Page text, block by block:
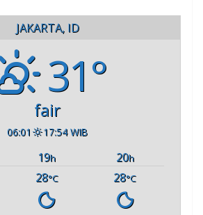
JAKARTA, ID
31°
fair
06:01 17:54 WIB
19h 20h
28°C 28°C